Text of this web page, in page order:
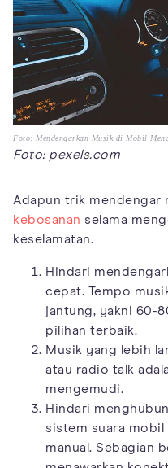
Foto: Mendengarkan Musik di Mobil
Foto: pexels.com
Adapun trik mendengar
kebosanan selama
keselamatan.
Hindari
cepat. Tempo
jantung, yakni 60-
pilihan terbaik.
Musik yang lebih
atau radio talk
mengemudi.
Hindari
sistem suara
manual. Sebagian